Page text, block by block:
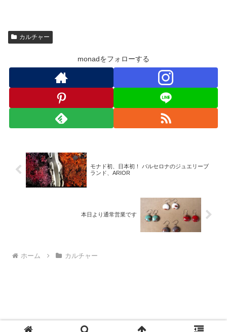
カルチャー
monadをフォローする
モナド初、日本初！ バルセロナのジュエリーブ
ランド、ARIOR
本日より通常営業です
ホーム カルチャー